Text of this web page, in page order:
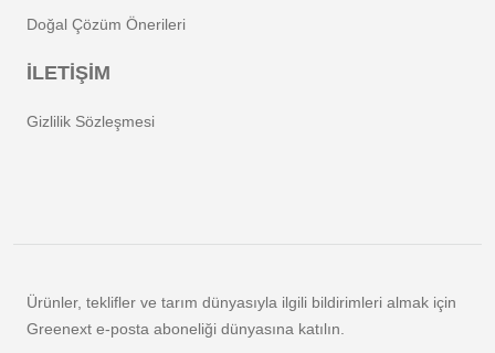
Doğal Çözüm Önerileri
İLETİŞİM
Gizlilik Sözleşmesi
Ürünler, teklifler ve tarım dünyasıyla ilgili bildirimleri almak için
Greenext e-posta aboneliği dünyasına katılın.